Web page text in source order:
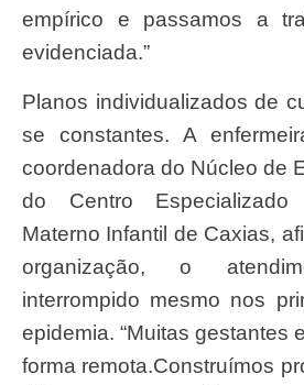
empírico e passamos a
evidenciada.”
Planos individualizados de cuidados tornaram-
se constantes. A
coordenadora do Núcleo de
do Centro Especializado
Materno Infantil de Caxias,
organização, o
interrompido mesmo nos
epidemia. “Muitas gestantes
forma remota.Construímos